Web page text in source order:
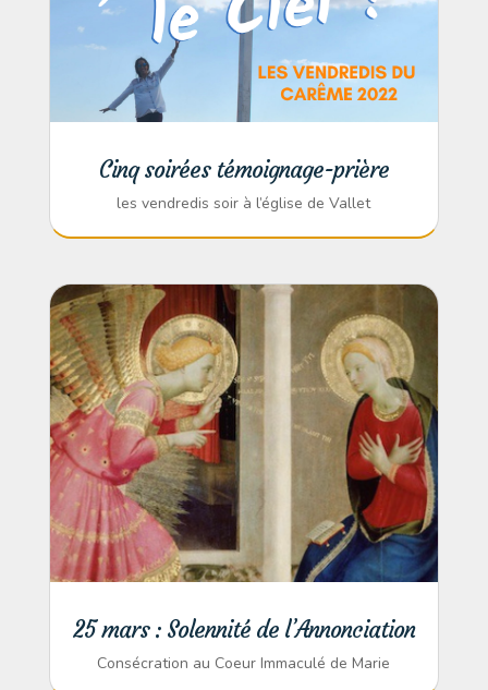
Cinq soirées témoignage-prière
les vendredis soir à l’église de Vallet
25 mars : Solennité de l’Annonciation
Consécration au Coeur Immaculé de Marie